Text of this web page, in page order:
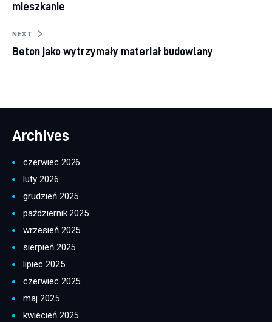
mieszkanie
NEXT
Beton jako wytrzymały materiał budowlany
Archives
czerwiec 2026
luty 2026
grudzień 2025
październik 2025
wrzesień 2025
sierpień 2025
lipiec 2025
czerwiec 2025
maj 2025
kwiecień 2025